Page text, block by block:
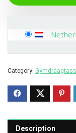
Category:
Description